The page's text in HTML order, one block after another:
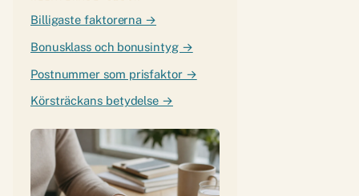
Billigaste faktorerna →
Bonusklass och bonusintyg →
Postnummer som prisfaktor →
Körsträckans betydelse →